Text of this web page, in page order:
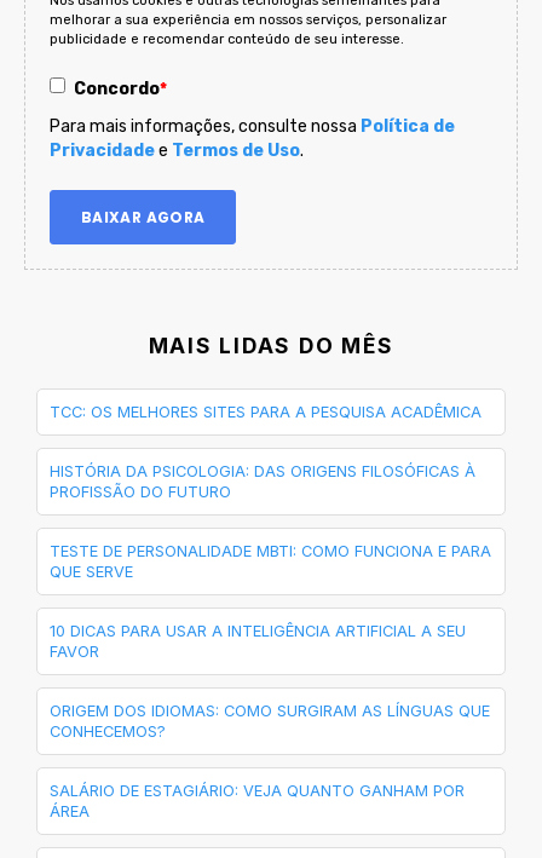
melhorar a sua experiência em nossos serviços, personalizar
publicidade e recomendar conteúdo de seu interesse.
Concordo*
Para mais informações, consulte nossa Política de
Privacidadee Termos de Uso.
MAIS LIDAS DO MÊS
TCC: OS MELHORES SITES PARA A PESQUISA ACADÊMICA
HISTÓRIA DA PSICOLOGIA: DAS ORIGENS FILOSÓFICAS À
PROFISSÃO DO FUTURO
TESTE DE PERSONALIDADE MBTI: COMO FUNCIONA E PARA
QUE SERVE
10 DICAS PARA USAR A INTELIGÊNCIA ARTIFICIAL A SEU
FAVOR
ORIGEM DOS IDIOMAS: COMO SURGIRAM AS LÍNGUAS QUE
CONHECEMOS?
SALÁRIO DE ESTAGIÁRIO: VEJA QUANTO GANHAM POR
ÁREA